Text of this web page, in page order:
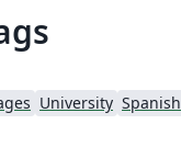
University Spanish